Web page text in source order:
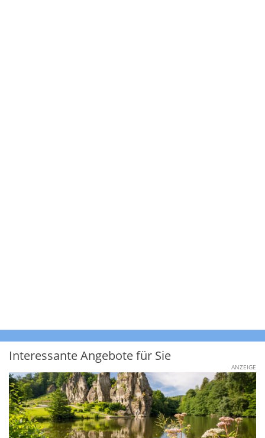
Interessante Angebote für Sie
ANZEIGE